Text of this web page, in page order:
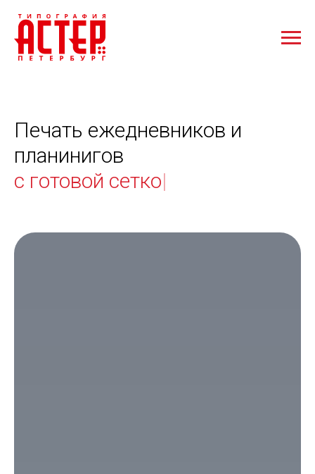
Печать ежедневников и
планинигов
в фирменном цв